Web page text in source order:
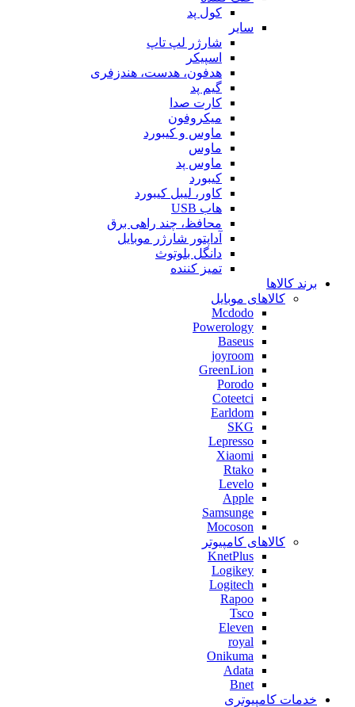
کول پد
سایر
شارژر لپ تاپ
اسپیکر
هدفون، هدست، هندزفری
گیم پد
کارت صدا
میکروفون
ماوس و کیبورد
ماوس
ماوس پد
کیبورد
کاور، لیبل کیبورد
هاب USB
محافظ، چند راهی برق
آداپتور شارژر موبایل
دانگل بلوتوث
تمیز کننده
برند کالاها
کالاهای موبایل
Mcdodo
Powerology
Baseus
joyroom
GreenLion
Porodo
Coteetci
Earldom
SKG
Lepresso
Xiaomi
Rtako
Levelo
Apple
Samsunge
Mocoson
کالاهای کامپیوتر
KnetPlus
Logikey
Logitech
Rapoo
Tsco
Eleven
royal
Onikuma
Adata
Bnet
خدمات کامپیوتری